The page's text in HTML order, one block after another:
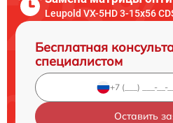
Leupold VX-5HD 3-15x56
Бесплатная
специалистом
Оставить